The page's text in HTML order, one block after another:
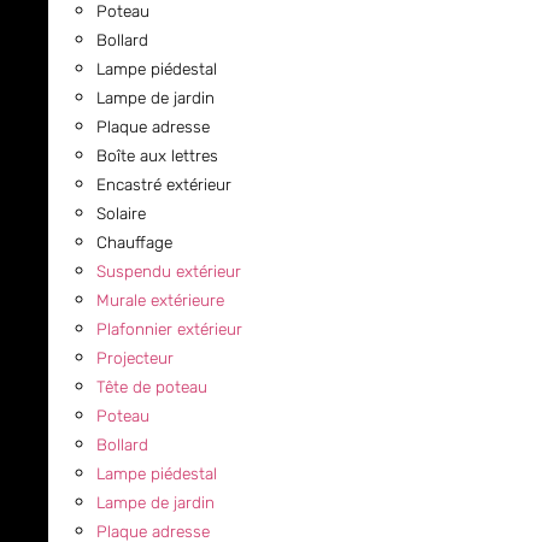
Poteau
Bollard
Lampe piédestal
Lampe de jardin
Plaque adresse
Boîte aux lettres
Encastré extérieur
Solaire
Chauffage
Suspendu extérieur
Murale extérieure
Plafonnier extérieur
Projecteur
Tête de poteau
Poteau
Bollard
Lampe piédestal
Lampe de jardin
Plaque adresse